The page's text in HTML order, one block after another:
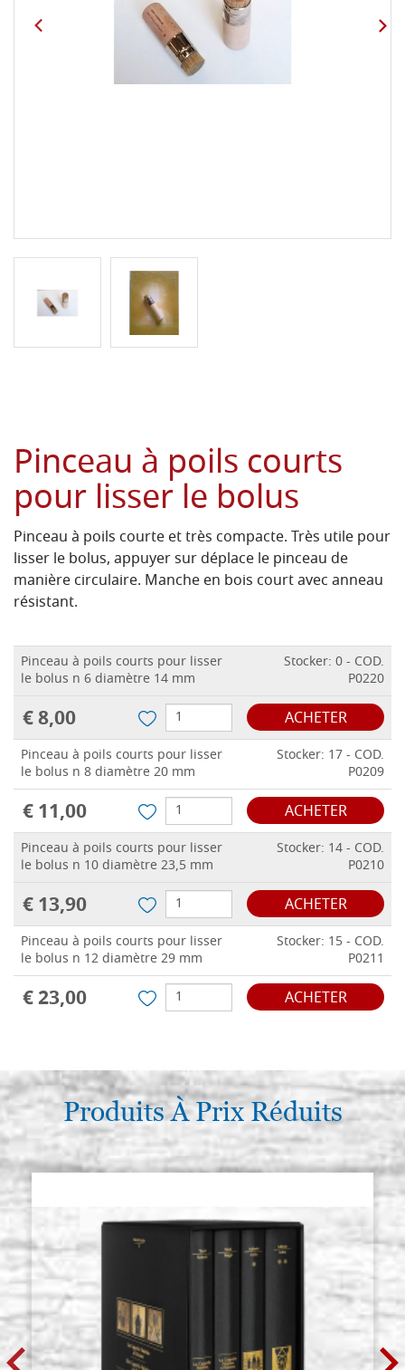
Pinceau à poils courts
pour lisser le bolus
Pinceau à poils courte et très compacte.Très utile pour
lisser le bolus, appuyer sur déplace le pinceau de
manière circulaire. Manche en bois court avec anneau
résistant.
Pinceau à poils courts pour lisser
le bolus n 6 diamètre 14 mm
Stocker: 0 - COD.
P0220
€ 8,00 ACHETER
Pinceau à poils courts pour lisser
le bolus n 8 diamètre 20 mm
Stocker: 17 - COD.
P0209
€ 11,00 ACHETER
Pinceau à poils courts pour lisser
le bolus n 10 diamètre 23,5 mm
Stocker: 14 - COD.
P0210
€ 13,90 ACHETER
Pinceau à poils courts pour lisser
le bolus n 12 diamètre 29 mm
Stocker: 15 - COD.
P0211
€ 23,00 ACHETER
Produits À Prix Réduits